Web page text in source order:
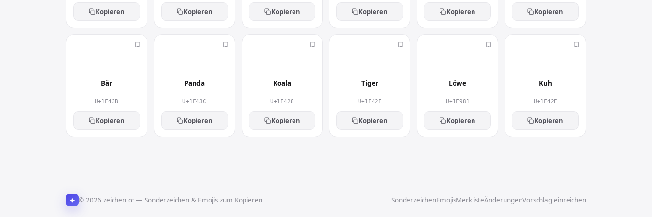
Kopieren Kopieren Kopieren Kopieren Kopieren Kopieren
Bär
U+1F43B
Kopieren
Panda
U+1F43C
Kopieren
Koala
U+1F428
Kopieren
Tiger
U+1F42F
Kopieren
Löwe
U+1F981
Kopieren
Kuh
U+1F42E
Kopieren
✦ © 2026 zeichen.cc — Sonderzeichen & Emojis zum Kopieren SonderzeichenEmojisMerklisteÄnderungenVorschlag einreichen